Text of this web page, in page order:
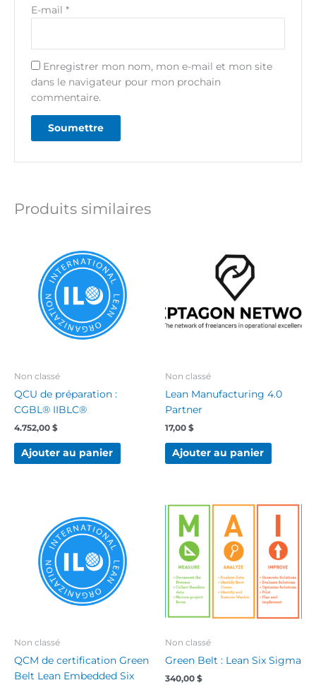
E-mail *
Enregistrer mon nom, mon e-mail et mon site
dans le navigateur pour mon prochain
commentaire.
Produits similaires
Non classé
QCU de préparation :
CGBL® IIBLC®
4.752,00 $
Ajouter au panier
Non classé
Lean Manufacturing 4.0
Partner
17,00 $
Ajouter au panier
Non classé
QCM de certification Green
Belt Lean Embedded Six
Non classé
Green Belt : Lean Six Sigma
340,00 $